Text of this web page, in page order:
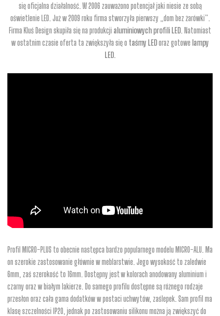
się oficjalna działalność. W 2006 zauważono potencjał jaki niesie ze sobą
oświetlenie LED. Już w 2009 roku firma stworzyła pierwszy „dom bez żarówki”.
Firma Kluś Design skupiła się na produkcji aluminiowych profili LED . Natomiast
w ostatnim czasie oferta ta zwiększyła się o taśmy LEDoraz gotowe lampy
LED.
Profil MICRO-PLUS to obecnie następca bardzo popularnego modelu MICRO-ALU. Ma
on szerokie zastosowanie głównie w meblarstwie. Jego wysokość to zaledwie
6mm, zaś szerokość to 16mm. Dostępny jest w kolorach anodowany aluminium i
czarny oraz w białym lakierze. Do samego profilu dostępne są różnego rodzaje
przesłon oraz cała gama dodatków w postaci uchwytów, zaślepek. Sam profil ma
klasę szczelności IP20, jednak po zastosowaniu silikonu można ją zwiększyć do